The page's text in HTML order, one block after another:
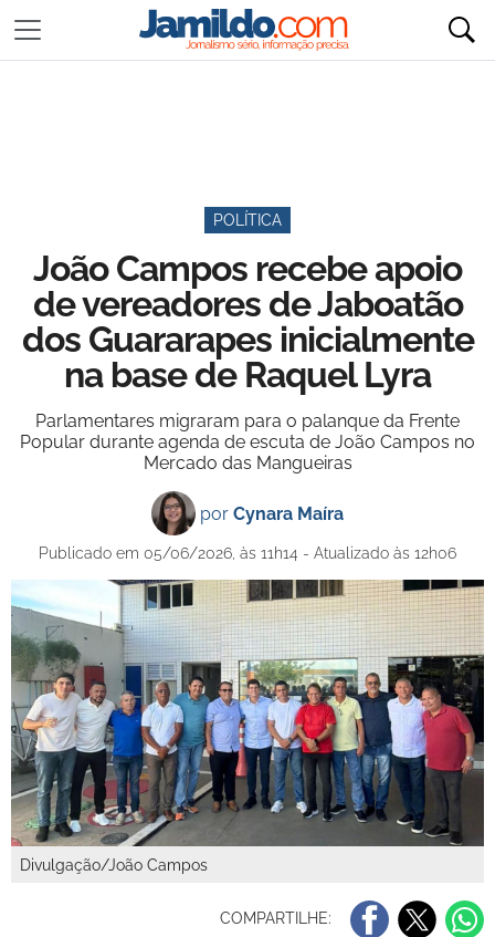
POLÍTICA
João Campos recebe apoio
de vereadores de Jaboatão
dos Guararapes inicialmente
na base de Raquel Lyra
Parlamentares migraram para o palanque da Frente
Popular durante agenda de escuta de João Campos no
Mercado das Mangueiras
por Cynara Maíra
Publicado em 05/06/2026, às 11h14 - Atualizado às 12h06
Divulgação/João Campos
COMPARTILHE: